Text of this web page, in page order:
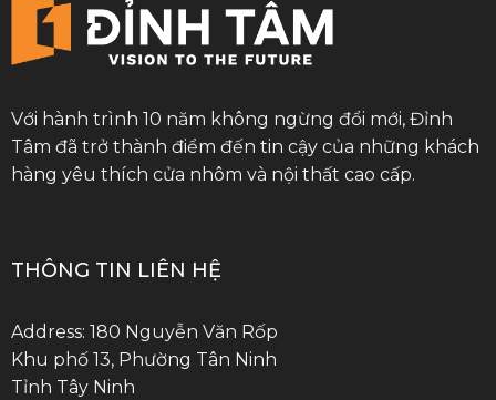
Với hành trình 10 năm không ngừng đổi mới, Đỉnh
Tâm đã trở thành điểm đến tin cậy của những khách
hàng yêu thích cửa nhôm và nội thất cao cấp.
THÔNG TIN LIÊN HỆ
Address: 180 Nguyễn Văn Rốp
Khu phố 13, Phường Tân Ninh
Tỉnh Tây Ninh